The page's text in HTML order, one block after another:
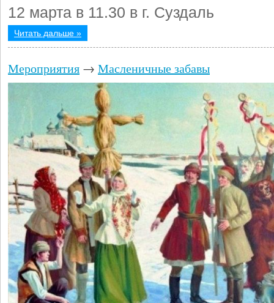
12 марта в 11.30 в г. Суздаль
Читать дальше »
Мероприятия → Масленичные забавы